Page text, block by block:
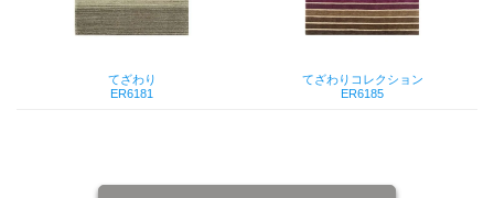
てざわり
ER6181
てざわりコレクション
ER6185